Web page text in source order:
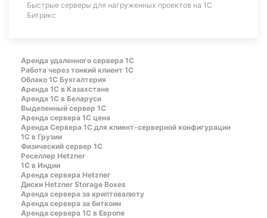
Быстрые серверы для нагруженных проектов на 1С
Битрикс
Аренда удаленного сервера 1С
Работа через тонкий клиент 1С
Облако 1С Бухгалтерия
Аренда 1С в Казахстане
Аренда 1С в Беларуси
Выделенный сервер 1С
Аренда сервера 1С цена
Aренда Сервера 1С для клиент-серверной конфигурации
1С в Грузии
Физический сервер 1С
Реселлер Hetzner
1С в Индии
Аренда сервера Hetzner
Диски Hetzner Storage Boxes
Аренда сервера за криптовалюту
Аренда сервера за биткоин
Аренда сервера 1С в Европе